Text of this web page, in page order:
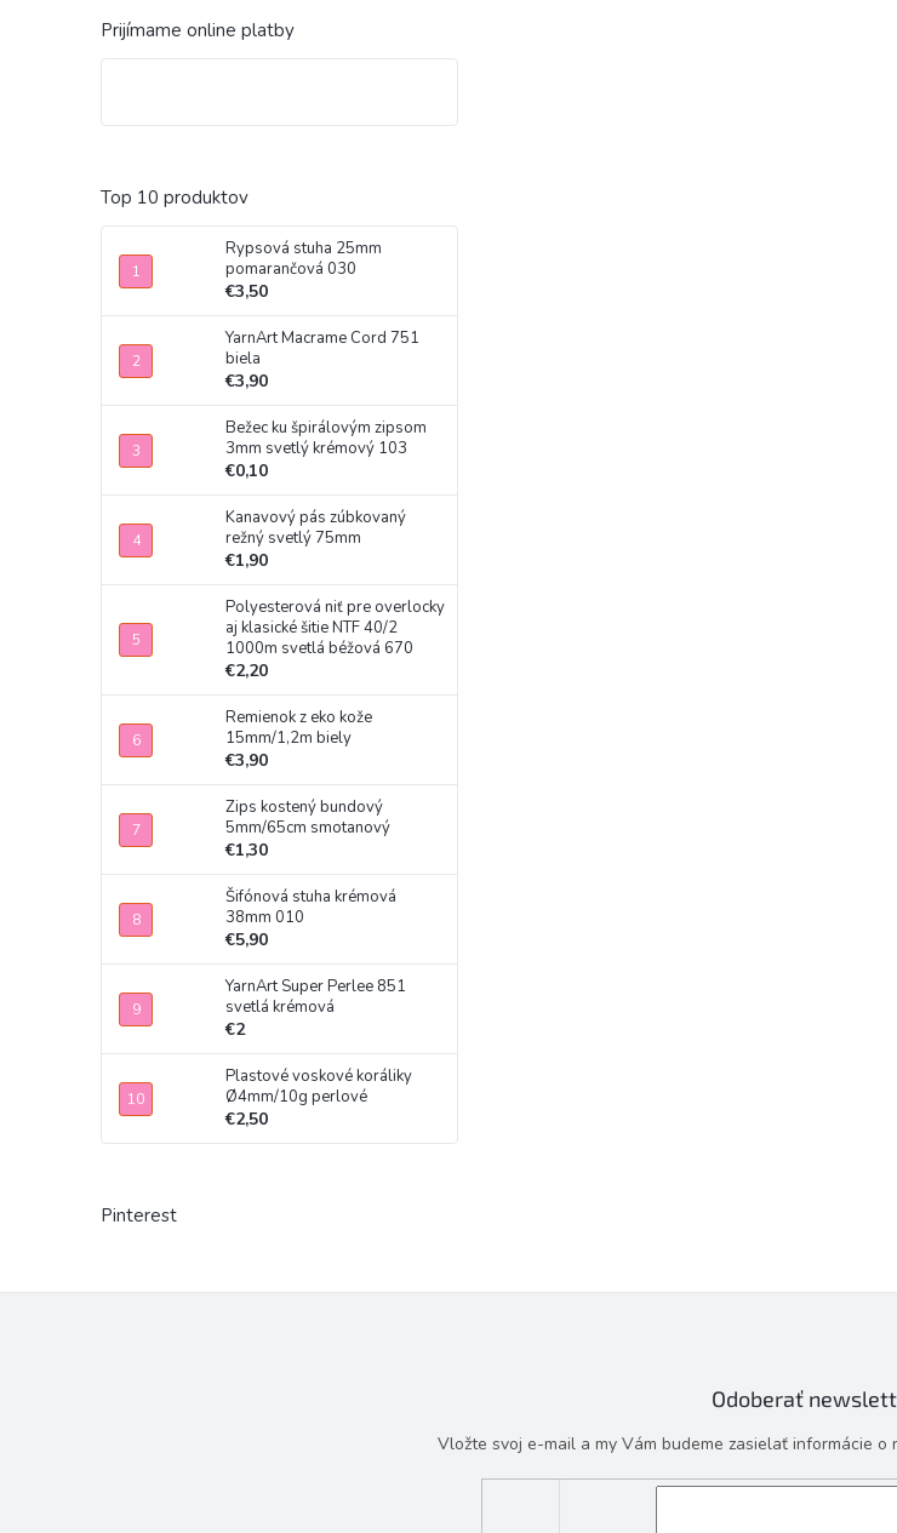
Prijímame online platby
Top 10 produktov
Rypsová stuha 25mm
pomarančová 030
€3,50
YarnArt Macrame Cord 751
biela
€3,90
Bežec ku špirálovým zipsom
3mm svetlý krémový 103
€0,10
Kanavový pás zúbkovaný
režný svetlý 75mm
€1,90
Polyesterová niť pre overlocky
aj klasické šitie NTF 40/2
1000m svetlá béžová 670
€2,20
Remienok z eko kože
15mm/1,2m biely
€3,90
Zips kostený bundový
5mm/65cm smotanový
€1,30
Šifónová stuha krémová
38mm 010
€5,90
YarnArt Super Perlee 851
svetlá krémová
€2
Plastové voskové koráliky
Ø4mm/10g perlové
€2,50
Pinterest
Odoberať
Vložte svoj e-mail a my Vám budeme zasielať informácie